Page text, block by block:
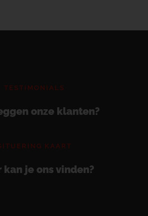
TESTIMONIALS
onze klanten?
KAART
kan je ons vinden?